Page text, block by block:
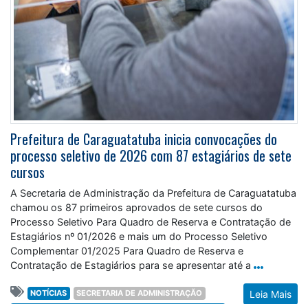
Prefeitura de Caraguatatuba inicia convocações do
processo seletivo de 2026 com 87 estagiários de sete
cursos
A Secretaria de Administração da Prefeitura de Caraguatatuba
chamou os 87 primeiros aprovados de sete cursos do
Processo Seletivo Para Quadro de Reserva e Contratação de
Estagiários nº 01/2026 e mais um do Processo Seletivo
Complementar 01/2025 Para Quadro de Reserva e
Contratação de Estagiários para se apresentar até a
Leia Mais
NOTÍCIAS
SECRETARIA DE ADMINISTRAÇÃO